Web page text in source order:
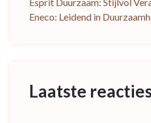
Esprit Duurzaam: Stijlvol
Eneco: Leidend in
Laatste